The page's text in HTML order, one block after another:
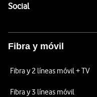
SocialEnlaces a las redes
Fibra y móvil
Fibra y 2 líneas móvil + TV
Fibra y 3 líneas móvil